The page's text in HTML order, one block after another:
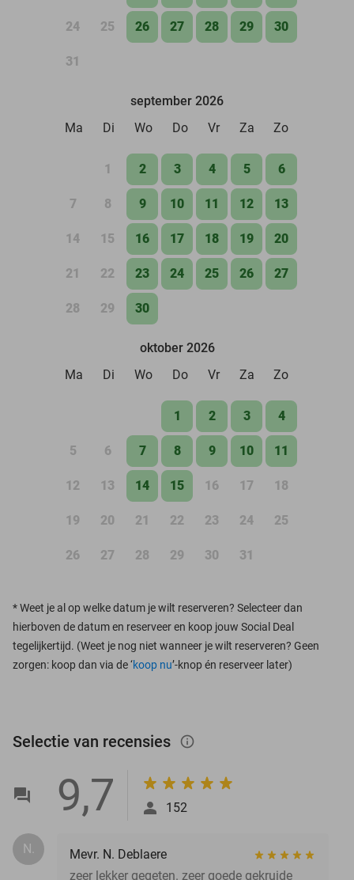
24 25 26 27 28 29 30
31
september 2026
Ma
Di Wo Do Vr Za Zo
1 2 3 4 5 6
7 8 9 10 11 12 13
14 15 16 17 18 19 20
21 22 23 24 25 26 27
28 29 30
oktober 2026
Ma
Di Wo Do Vr Za Zo
1 2 3 4
5 6 7 8 9 10 11
12 13 14 15 16 17 18
19 20 21 22 23 24 25
26 27 28 29 30 31
*Weet je al op welke datum je wilt reserveren? Selecteer dan
hierboven de datum en reserveer en koop jouw Social Deal
tegelijkertijd. (Weet je nog niet wanneer je wilt reserveren? Geen
zorgen: koop dan via de ‘koop nu’-knop én reserveer later)
Selectie van recensies info_outlined
9,7 152
N.
Mevr. N. Deblaere
zeer lekker gegeten. zeer goede gekruide